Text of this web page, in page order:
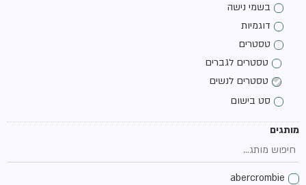
בשמי נישה
דוגמיות
טסטרים
טסטרים לגברים
טסטרים לנשים
סט בישום
מותגים
abercrombie